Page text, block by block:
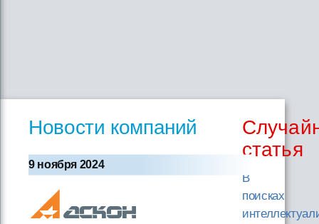
Новости компаний
9 ноября 2024
статья
В
поисках